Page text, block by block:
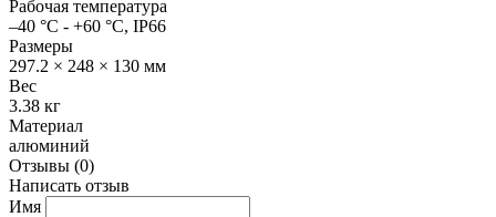
Рабочая температура
–40 °C - +60 °C, IP66
Размеры
297.2 × 248 × 130 мм
Вес
3.38 кг
Материал
алюминий
Отзывы (0)
Написать отзыв
Имя